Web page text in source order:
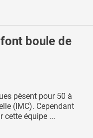
boule de
pèsent pour 50 à
(IMC). Cependant
cette équipe ...